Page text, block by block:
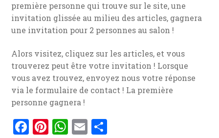
première personne qui trouve sur le site, une
invitation glissée au milieu des articles, gagnera
une invitation pour 2 personnes au salon !
Alors visitez, cliquez sur les articles, et vous
trouverez peut être votre invitation ! Lorsque
vous avez trouvez, envoyez nous votre réponse
via le formulaire de contact ! La première
personne gagnera !
F Pi WE P